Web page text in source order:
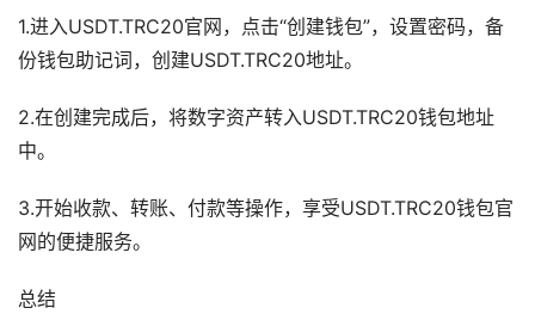
1.进入USDT.TRC20官网，点击“创建钱包”，设置密码，备
份钱包助记词，创建USDT.TRC20地址。
2.在创建完成后，将数字资产转入USDT.TRC20钱包地址
中。
3.开始收款、转账、付款等操作，享受USDT.TRC20钱包官
网的便捷服务。
总结